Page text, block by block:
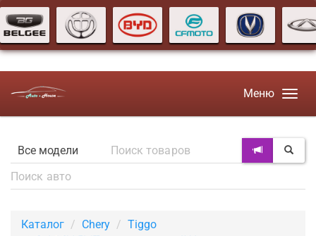
Меню
Каталог Chery
Tiggo